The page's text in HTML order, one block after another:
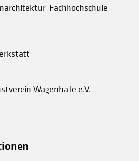
Fachhochschule
Wagenhalle e.V.